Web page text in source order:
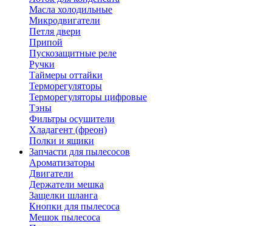
Масла холодильные
Микродвигатели
Петля двери
Припой
Пускозащитные реле
Ручки
Таймеры оттайки
Терморегуляторы
Терморегуляторы цифровые
Тэны
Фильтры осушители
Хладагент (фреон)
Полки и ящики
Запчасти для пылесосов
Ароматизаторы
Двигатели
Держатели мешка
Защелки шланга
Кнопки для пылесоса
Мешок пылесоса